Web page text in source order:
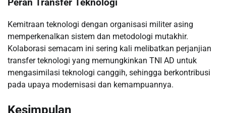
Peran Transfer Teknologi
Kemitraan teknologi dengan organisasi militer asing
memperkenalkan sistem dan metodologi mutakhir.
Kolaborasi semacam ini sering kali melibatkan perjanjian
transfer teknologi yang memungkinkan TNI AD untuk
mengasimilasi teknologi canggih, sehingga berkontribusi
pada upaya modernisasi dan kemampuannya.
Kesimpulan